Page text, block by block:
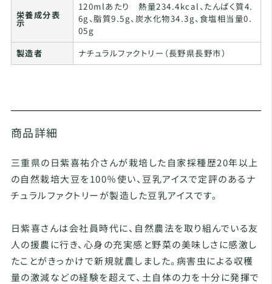
栄養成分表
示
120mlあたり 熱量234.4kcal、たんぱく質4.
6g、脂質9.5g、炭水化物34.3g、食塩相当量0.
05g
製造者
ナチュラルファクトリー（長野県長野市）
商品詳細
三重県の日紫喜祐介さんが栽培した自家採種歴20年以上
の自然栽培大豆を100％使い、豆乳アイスで定評のあるナ
チュラルファクトリーが製造した豆乳アイスです。
日紫喜さんは会社員時代に、自然農法を取り組んでいる友
人の援農に行き、心身の充実感と野菜の美味しさに感激し
たことがきっかけで新規就農しました。病害虫による収穫
量の激減などの経験を超えて、土自体の力を十分に発揮で